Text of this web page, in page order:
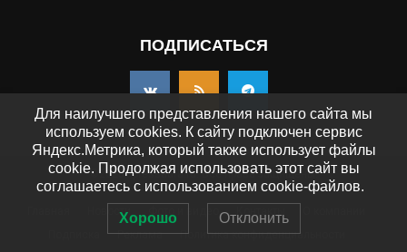
ПОДПИСАТЬСЯ
©2025 - pressaufa.ru. Все права защищены.
Новости
Реклама Политика конфиденциальности
Для наилучшего представления нашего сайта мы
используем cookies. К сайту подключен сервис
Яндекс.Метрика, который также использует файлы
cookie. Продолжая использовать этот сайт вы
соглашаетесь с использованием cookie-файлов.
Хорошо Отклонить